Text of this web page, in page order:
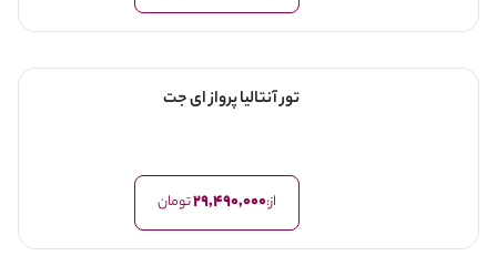
تور آنتالیا پرواز ای جت
از:29,490,000تومان